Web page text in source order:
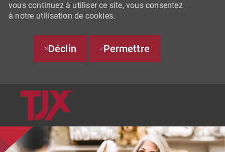
SKIP TO MAIN CONTENT
vous continuez à utiliser ce site, vous consentez
à notre utilisation de cookies.
Déclin Permettre